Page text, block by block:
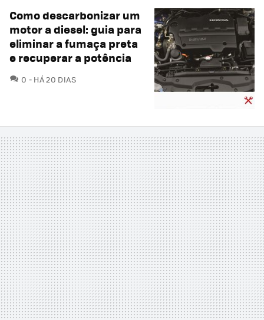
Como descarbonizar um
motor a diesel: guia para
eliminar a fumaça preta
e recuperar a potência
0 COMENTÁRIOS
HÁ 20 DIAS